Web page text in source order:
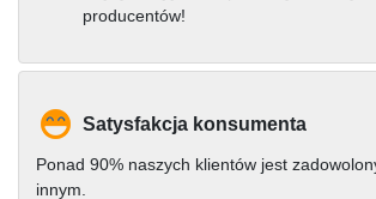
producentów!
Satysfakcja konsumenta
Ponad 90% naszych klientów jest
innym.